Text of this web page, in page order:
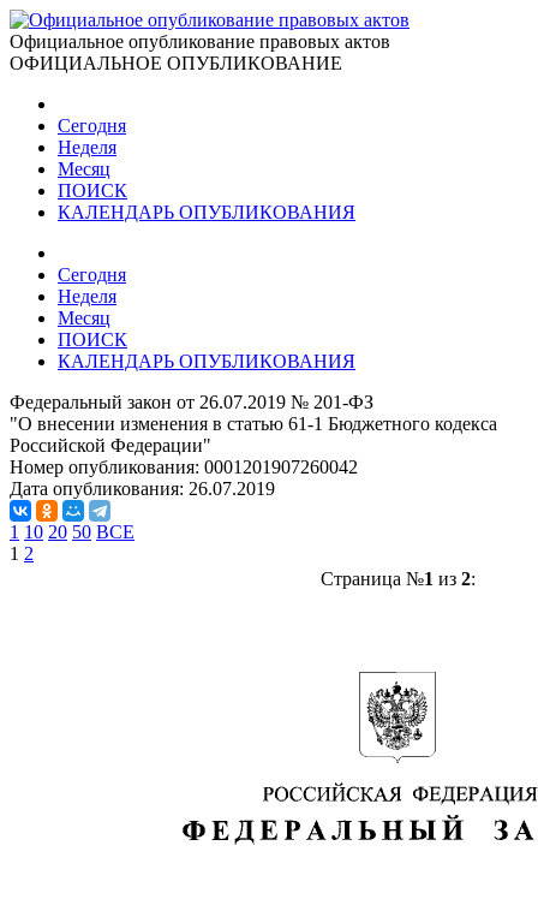
Официальное опубликование правовых актов
ОФИЦИАЛЬНОЕ ОПУБЛИКОВАНИЕ
Сегодня
Неделя
Месяц
ПОИСК
КАЛЕНДАРЬ ОПУБЛИКОВАНИЯ
Сегодня
Неделя
Месяц
ПОИСК
КАЛЕНДАРЬ ОПУБЛИКОВАНИЯ
Федеральный закон от 26.07.2019 № 201-ФЗ
"О внесении изменения в статью 61-1 Бюджетного кодекса
Российской Федерации"
Номер опубликования: 0001201907260042
Дата опубликования: 26.07.2019
1 10 20 50 ВСЕ
1 2
Страница №1 из 2: